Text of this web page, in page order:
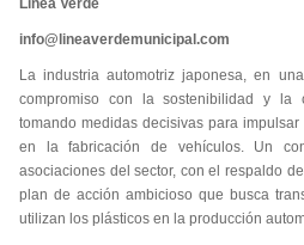
Línea Verde
info@lineaverdemunicipal.com
La industria automotriz japonesa, en
compromiso con la sostenibilidad y la
tomando medidas decisivas para
en la fabricación de vehículos. Un
asociaciones del sector, con el respaldo
plan de acción ambicioso que busca
utilizan los plásticos en la producción